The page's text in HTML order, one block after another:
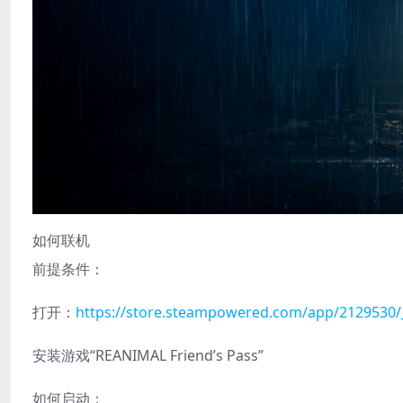
如何联机
前提条件：
打开： https://store.steampowered.com/app/
安装游戏“REANIMAL Friend’s Pass”
如何启动：